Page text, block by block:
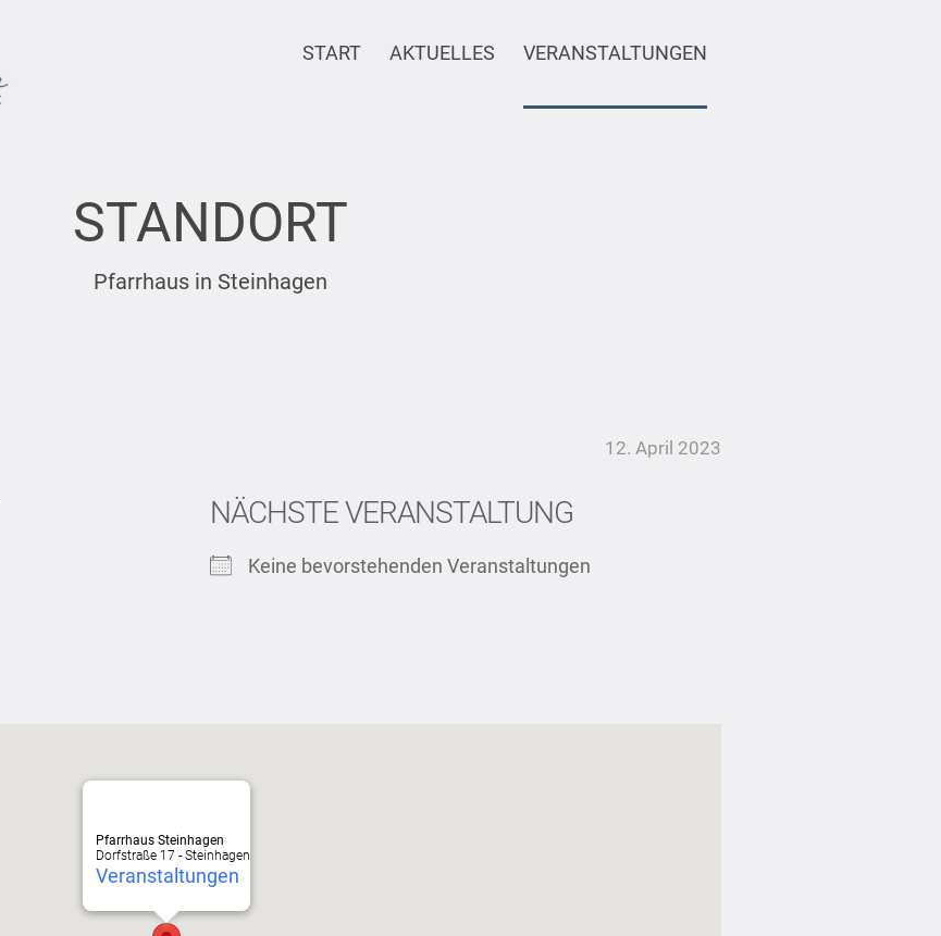
START AKTUELLES VERANSTALTUNGEN
STANDORT
Pfarrhaus in Steinhagen
12. April 2023
NÄCHSTE VERANSTALTUNG
Keine bevorstehenden Veranstaltungen
Pfarrhaus Steinhagen
Dorfstraße 17 - Steinhagen
Veranstaltungen